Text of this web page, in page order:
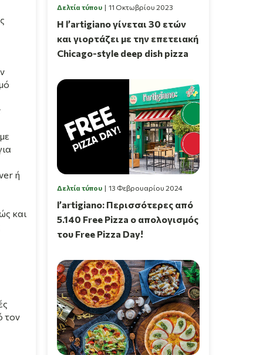
ή
και
τον
Δελτία τύπου 11 Οκτωβρίου 2023
Η l’artigiano γίνεται 30 ετών
και γιορτάζει με την επετειακή
Chicago-style deep dish pizza
Δελτία τύπου 13 Φεβρουαρίου 2024
l’artigiano: Περισσότερες από
5.140 Free Pizza ο απολογισμός
του Free Pizza Day!